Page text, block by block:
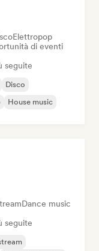
Elettropop
di eventi
seguite
Disco
House music
Dance music
seguite